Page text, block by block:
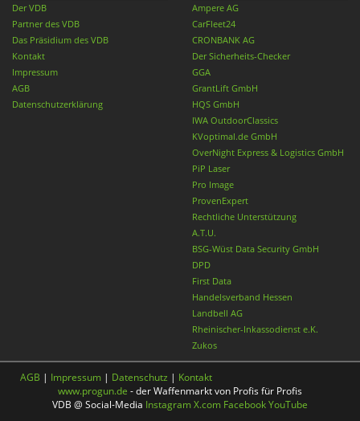
Der VDB
Partner des VDB
Das Präsidium des VDB
Kontakt
Impressum
AGB
Datenschutzerklärung
Ampere AG
CarFleet24
CRONBANK AG
Der Sicherheits-Checker
GGA
GrantLift GmbH
HQS GmbH
IWA OutdoorClassics
KVoptimal.de GmbH
OverNight Express & Logistics GmbH
PiP Laser
Pro Image
ProvenExpert
Rechtliche Unterstützung
A.T.U.
BSG-Wüst Data Security GmbH
DPD
First Data
Handelsverband Hessen
Landbell AG
Rheinischer-Inkassodienst e.K.
Zukos
AGB | Impressum | Datenschutz | Kontakt
www.progun.de - der Waffenmarkt von Profis für Profis
VDB @ Social-Media InstagramX.com FacebookYouTube